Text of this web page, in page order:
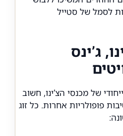
לסמל של סטייל
ג’ינס
של מכנסי הצ’ינו, חשוב
פופולריות אחרות. כל זוג